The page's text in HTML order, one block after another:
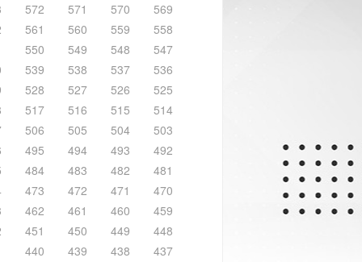
572 571 570
569
561 560 559
558
550 549 548
547
539 538 537
536
528 527 526
525
517 516 515
514
506 505 504
503
495 494 493
492
484 483 482
481
473 472 471
470
462 461 460
459
451 450 449
448
440 439 438 437